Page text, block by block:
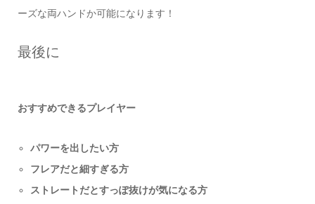
ーズな両ハンドか可能になります！
最後に
おすすめできるプレイヤー
パワーを出したい方
フレアだと細すぎる方
ストレートだとすっぽ抜けが気になる方